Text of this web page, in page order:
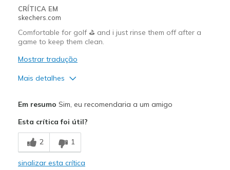
Golf
Sizing
Feels true to size
View On Shoes
Shoes are for Wearing
CRÍTICA EM
skechers.com
Comfortable for golf ⛳️ and i just rinse them off after a
game to keep them clean.
Mostrar tradução
Mais detalhes
Comfortable
Durable
Em resumo Sim, eu recomendaria a um amigo
Esta crítica foi útil?
2 1
sinalizar esta crítica